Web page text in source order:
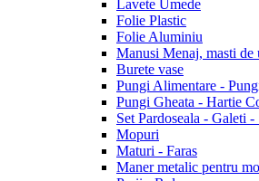
Lavete Umede
Folie Plastic
Folie Aluminiu
Manusi Menaj, masti de
Burete vase
Pungi Alimentare -
Pungi Gheata - Hartie
Set Pardoseala - Galeti -
Mopuri
Maturi - Faras
Maner metalic pentru